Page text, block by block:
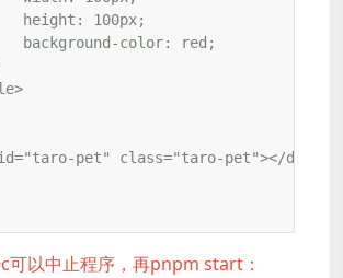
height: 100px;
background-color: red;
pet" class="taro-pet"></div>
可以中止程序，再pnpm start：